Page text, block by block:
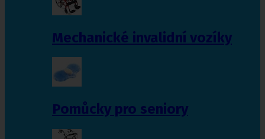
Mechanické invalidní vozíky
Pomůcky pro seniory